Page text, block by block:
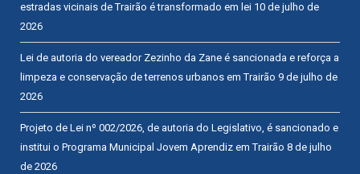
estradas vicinais de Trairão é transformado em lei 10 de julho de
2026
Lei de autoria do vereador Zezinho da Zane é sancionada e reforça a
limpeza e conservação de terrenos urbanos em Trairão 9 de julho de
2026
Projeto de Lei nº 002/2026, de autoria do Legislativo, é sancionado e
institui o Programa Municipal Jovem Aprendiz em Trairão 8 de julho
de 2026